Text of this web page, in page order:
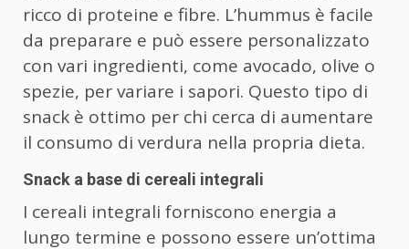
ricco di proteine e fibre. L’hummus è facile
da preparare e può essere personalizzato
con vari ingredienti, come avocado, olive o
spezie, per variare i sapori. Questo tipo di
snack è ottimo per chi cerca di aumentare
il consumo di verdura nella propria dieta.
Snack a base di cereali integrali
I cereali integrali forniscono energia a
lungo termine e possono essere un’ottima